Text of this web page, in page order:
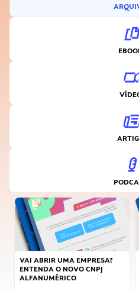
VAI ABRIR UMA EMPRESA?
ENTENDA O NOVO CNPJ
ALFANUMÉRICO